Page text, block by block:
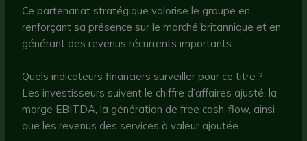
Ce partenariat stratégique valorise le groupe en
renforçant sa présence sur le marché britannique et en
générant des revenus récurrents importants.
Quels indicateurs financiers surveiller pour ce titre ?
Les investisseurs suivent le chiffre d’affaires ajusté, la
marge EBITDA, la génération de free cash-flow, ainsi
que les revenus des services à valeur ajoutée.